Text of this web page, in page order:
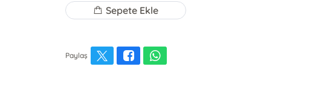
Sepete Ekle
Paylaş